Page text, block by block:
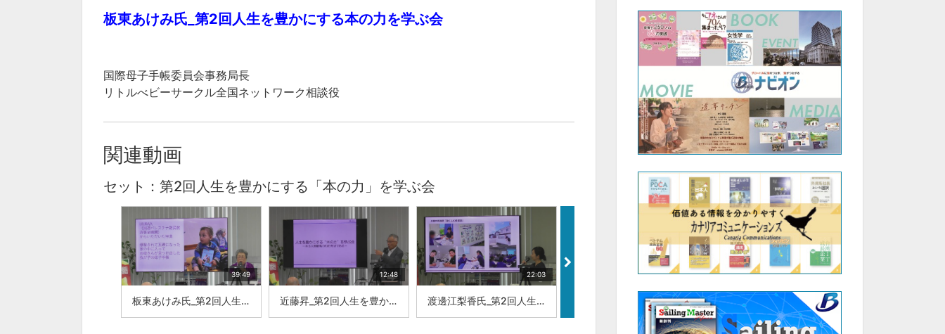
板東あけみ氏_第2回人生を豊かにする本の力を学ぶ会
国際母子手帳委員会事務局長
リトルべビーサークル全国ネットワーク相談役
関連動画
セット：第2回人生を豊かにする「本の力」を学ぶ会
39:49
板東あけみ氏_第2回人生を豊かにする本の力を学ぶ会
12:48
近藤昇_第2回人生を豊かにする本の力を学ぶ会
22:03
渡邊江梨香氏_第2回人生を豊かにする本の力を学ぶ会
17:49
丹羽大地氏_第2回人生を豊かにする本の力を学ぶ会
07:43
近藤昇_第2回人生を豊かにする本の力を学ぶ会【友の会について】